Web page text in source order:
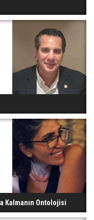
Kalmanın Ontolojisi